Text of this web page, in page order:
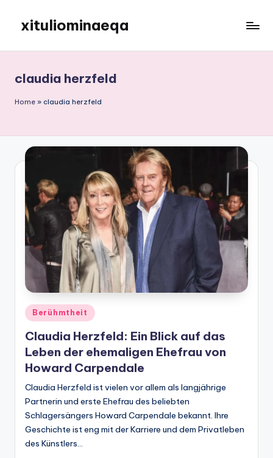
content
xituliominaeqa
claudia herzfeld
Home » claudia herzfeld
Posted
in
Berühmtheit
Claudia Herzfeld: Ein Blick auf das
Leben der ehemaligen Ehefrau von
Howard Carpendale
Claudia Herzfeld ist vielen vor allem als langjährige
Partnerin und erste Ehefrau des beliebten
Schlagersängers Howard Carpendale bekannt. Ihre
Geschichte ist eng mit der Karriere und dem Privatleben
des Künstlers…